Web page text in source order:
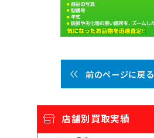
前のページに戻る
店舗別買取実績